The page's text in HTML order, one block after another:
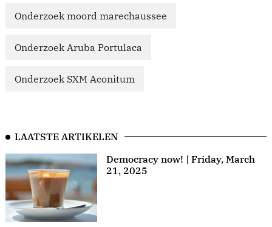
Onderzoek moord marechaussee
Onderzoek Aruba Portulaca
Onderzoek SXM Aconitum
LAATSTE ARTIKELEN
Democracy now! | Friday, March
21, 2025